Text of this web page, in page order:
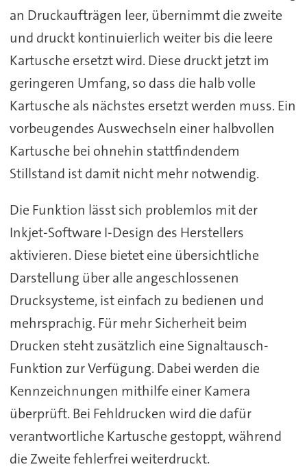
an Druckaufträgen leer, übernimmt die zweite
und druckt kontinuierlich weiter bis die leere
Kartusche ersetzt wird. Diese druckt jetzt im
geringeren Umfang, so dass die halb volle
Kartusche als nächstes ersetzt werden muss. Ein
vorbeugendes Auswechseln einer halbvollen
Kartusche bei ohnehin stattfindendem
Stillstand ist damit nicht mehr notwendig.
Die Funktion lässt sich problemlos mit der
Inkjet-Software I-Design des Herstellers
aktivieren. Diese bietet eine übersichtliche
Darstellung über alle angeschlossenen
Drucksysteme, ist einfach zu bedienen und
mehrsprachig. Für mehr Sicherheit beim
Drucken steht zusätzlich eine Signaltausch-
Funktion zur Verfügung. Dabei werden die
Kennzeichnungen mithilfe einer Kamera
überprüft. Bei Fehldrucken wird die dafür
verantwortliche Kartusche gestoppt, während
die Zweite fehlerfrei weiterdruckt.